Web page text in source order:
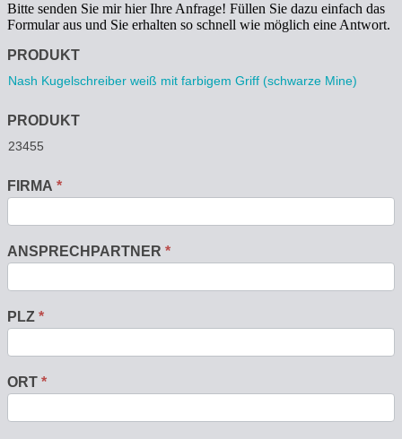
Bitte senden Sie mir hier Ihre Anfrage! Füllen Sie dazu einfach das
Formular aus und Sie erhalten so schnell wie möglich eine Antwort.
Anfrage
PRODUKT
PRODUKT
FIRMA *
ANSPRECHPARTNER *
PLZ *
ORT *